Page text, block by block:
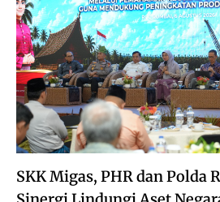
SKK Migas, PHR dan Polda